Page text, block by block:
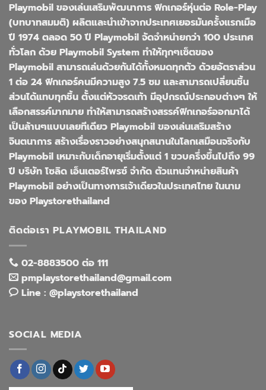
Playmobil ของเล่นเสริมพัฒนาการ ฟิกเกอร์หุ่นต่อ Role-Play
(บทบาทสมมติ) ผลิตและนำเข้าจากประเทศเยอรมันครั้งแรกเมือ
ปี 1974 ตลอด 50 ปี Playmobil จัดจำหน่ายกว่า 100 ประเทศ
ทั่วโลก ด้วย Playmobil System ทำให้ทุกๆเซ็ตของ
Playmobil สามารถเล่นด้วยกันได้ทั้งหมดทุกตัว ด้วยอัตราส่วน
1 ต่อ 24 ฟิกเกอร์คนมีความสูง 7.5 ซม และสามารถเปลี่ยนชิ้น
ส่วนได้แทบทุกชิ้น ตั้งแต่หัวจรดเท้า มีอุปกรณ์ประกอบต่างๆ ให้
เลือกสรรค์มากมาย ทำให้สามารถสร้างสรรค์ฟิกเกอร์ออกมาได้
เป็นล้านๆแบบเลยทีเดียว Playmobil ของเล่นเสริมสร้าง
จินตนาการ สร้างเรื่องราวอย่างสนุกสนานในโลกเสมือนจริงกับ
Playmobil เหมาะกับเด็กอายุเริ่มตั้งแต่ 1 ขวบครึ่งขึ้นไปถึง 99
ปี บริษัท โซลิด เอ็นเตอร์ไพรซ์ จำกัด ตัวแทนจำหน่ายสินค้า
Playmobil อย่างเป็นทางการเจ้าเดียวในประเทศไทย ในนาม
ของ Playstorethailand
ติดต่อเรา PLAYMOBIL THAILAND
02-8883500 ต่อ 111
pmplaystorethailand@gmail.com
Line : @playstorethailand
SOCIAL MEDIA